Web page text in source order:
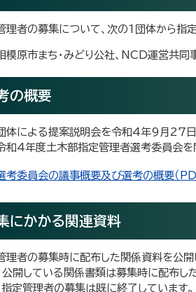
理者の募集について、次の1団体から指定
模原市まち・みどり公社、NCD運営共同
の概要
体による提案説明会を令和4年9月27日
和4年度土木部指定管理者選考委員会を
考委員会の議事概要及び選考の概要（
にかかる関連資料
理者の募集時に配布した関係資料を公開
公開している関係書類は募集時に配布し
指定管理者の募集は既に終了しています。